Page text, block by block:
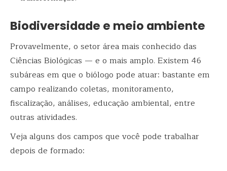
Biodiversidade e meio ambiente
Provavelmente, o setor área mais conhecido das
Ciências Biológicas — e o mais amplo. Existem 46
subáreas em que o biólogo pode atuar: bastante em
campo realizando coletas, monitoramento,
fiscalização, análises, educação ambiental, entre
outras atividades.
Veja alguns dos campos que você pode trabalhar
depois de formado: